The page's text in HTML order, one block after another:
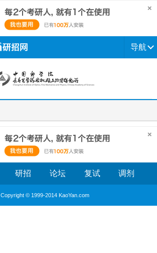
导航
研招 论坛 复试 调剂
Copyright © 1999-2014 KaoYan.com